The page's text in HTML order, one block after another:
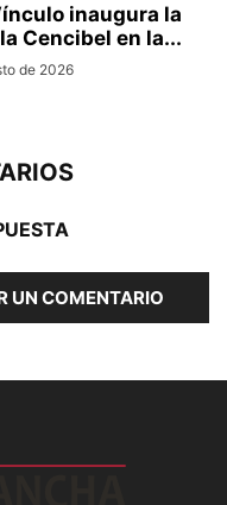
inaugura la
Cencibel en la...
de 2026
UN COMENTARIO